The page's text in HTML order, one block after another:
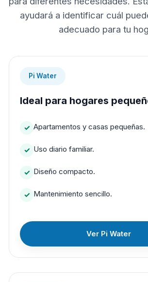
ayudará a identificar cuál
adecuado para tu
Pi Water
Ideal para hogares
Apartamentos y casas pequeñas.
Uso diario familiar.
Diseño compacto.
Mantenimiento sencillo.
Ver Pi Water